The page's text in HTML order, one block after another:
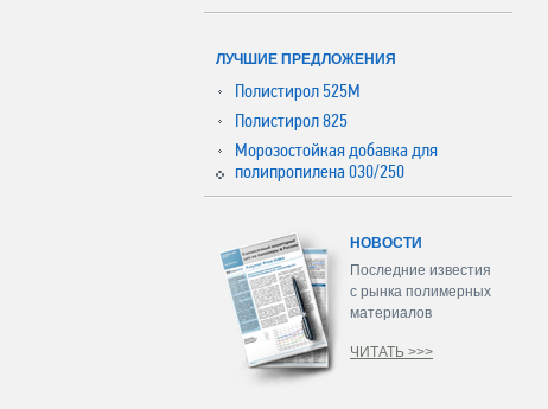
ЛУЧШИЕ ПРЕДЛОЖЕНИЯ
Полистирол 525М
Полистирол 825
Морозостойкая добавка для
полипропилена 030/250
НОВОСТИ
Последние известия
с рынка полимерных
материалов
ЧИТАТЬ >>>